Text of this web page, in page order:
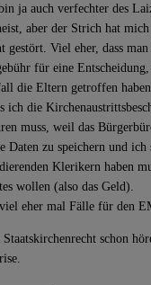
ja auch verfechter des
aber der Strich hat
gestört. Viel eher, dass
für eine
die Eltern getroffen
ich die
muss, weil das
Daten zu speichern und ich
Klerikern haben
wollen (also das Geld).
eher mal Fälle für den
schon